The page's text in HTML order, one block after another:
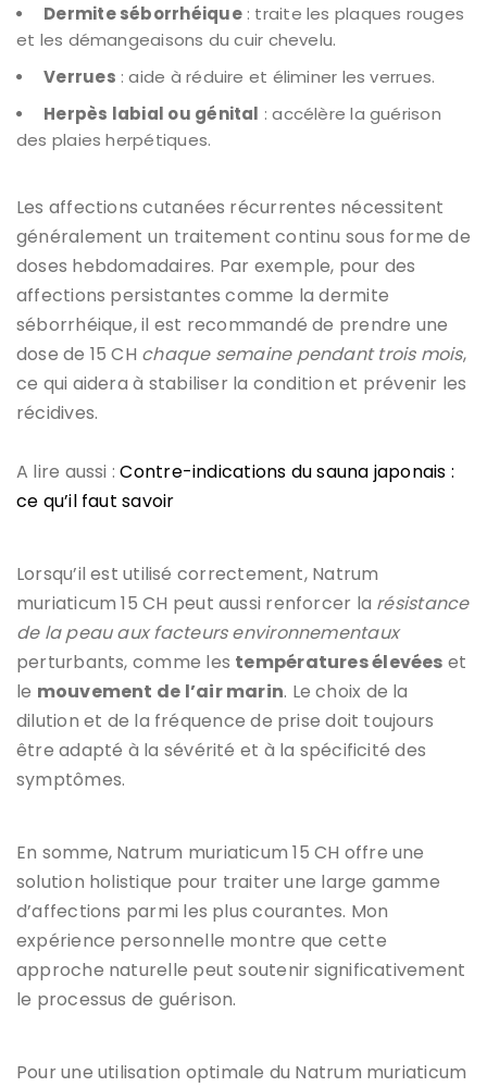
Dermite séborrhéique: traite les plaques rouges
et les démangeaisons du cuir chevelu.
Verrues : aide à réduire et éliminer les verrues.
Herpès labial ou génital : accélère la guérison
des plaies herpétiques.
Les affections cutanées récurrentes nécessitent
généralement un traitement continu sous forme de
doses hebdomadaires. Par exemple, pour des
affections persistantes comme la dermite
séborrhéique, il est recommandé de prendre une
dose de 15 CH chaque semaine pendant trois mois,
ce qui aidera à stabiliser la condition et prévenir les
récidives.
A lire aussi :Contre-indications du sauna japonais :
ce qu’il faut savoir
Lorsqu’il est utilisé correctement, Natrum
muriaticum 15 CH peut aussi renforcer la résistance
de la peau aux facteurs environnementaux
perturbants, comme les températures élevées et
le mouvement de l’air marin. Le choix de la
dilution et de la fréquence de prise doit toujours
être adapté à la sévérité et à la spécificité des
symptômes.
En somme, Natrum muriaticum 15 CH offre une
solution holistique pour traiter une large gamme
d’affections parmi les plus courantes. Mon
expérience personnelle montre que cette
approche naturelle peut soutenir significativement
le processus de guérison.
Pour une utilisation optimale du Natrum muriaticum